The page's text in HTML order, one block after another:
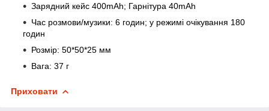
Зарядний кейс 400mAh; Гарнітура 40mAh
Час розмови/музики: 6 годин; у режимі очікування 180
годин
Розмір: 50*50*25 мм
Вага: 37 г
Приховати